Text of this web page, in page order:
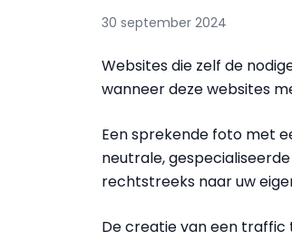
30 september 2024
Websites die zelf de
wanneer deze websites
Een sprekende foto met
neutrale,
rechtstreeks naar uw
De creatie van een